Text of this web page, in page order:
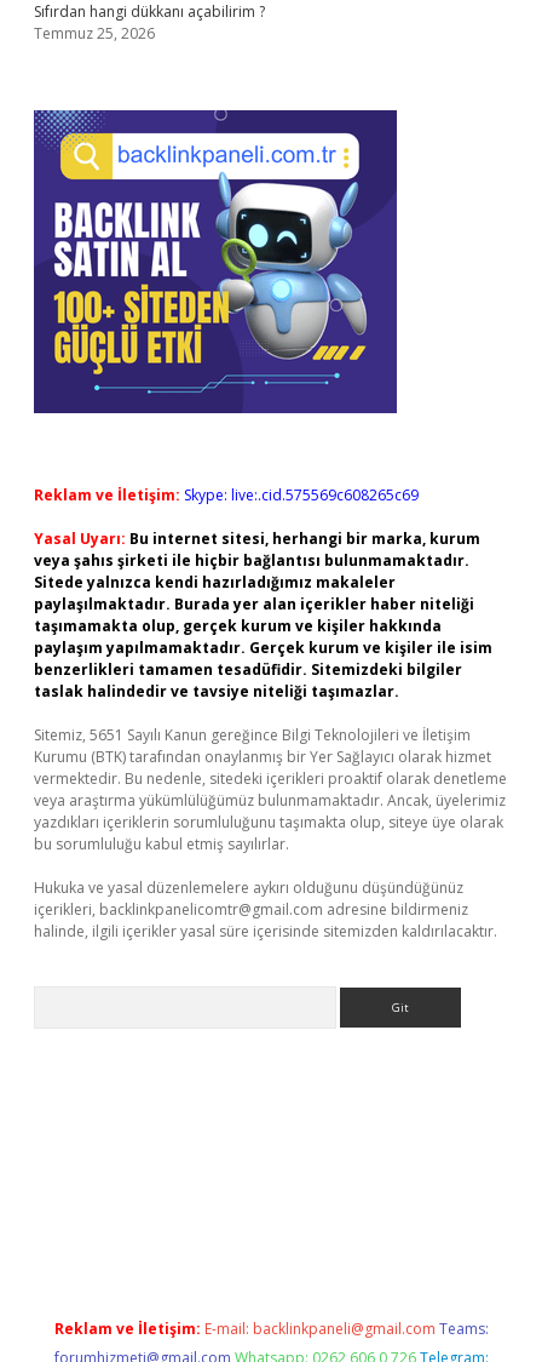
Sıfırdan hangi dükkanı açabilirim ?
Temmuz 25, 2026
Reklam ve İletişim: Skype: live:.cid.575569c608265c69
Yasal Uyarı: Bu internet sitesi, herhangi bir marka, kurum
veya şahıs şirketi ile hiçbir bağlantısı bulunmamaktadır.
Sitede yalnızca kendi hazırladığımız makaleler
paylaşılmaktadır. Burada yer alan içerikler haber niteliği
taşımamakta olup, gerçek kurum ve kişiler hakkında
paylaşım yapılmamaktadır. Gerçek kurum ve kişiler ile isim
benzerlikleri tamamen tesadüfidir. Sitemizdeki bilgiler
taslak halindedir ve tavsiye niteliği taşımazlar.
Sitemiz, 5651 Sayılı Kanun gereğince Bilgi Teknolojileri ve İletişim
Kurumu (BTK) tarafından onaylanmış bir Yer Sağlayıcı olarak hizmet
vermektedir. Bu nedenle, sitedeki içerikleri proaktif olarak denetleme
veya araştırma yükümlülüğümüz bulunmamaktadır. Ancak, üyelerimiz
yazdıkları içeriklerin sorumluluğunu taşımakta olup, siteye üye olarak
bu sorumluluğu kabul etmiş sayılırlar.
Hukuka ve yasal düzenlemelere aykırı olduğunu düşündüğünüz
içerikleri, backlinkpanelicomtr@gmail.com adresine bildirmeniz
halinde, ilgili içerikler yasal süre içerisinde sitemizden kaldırılacaktır.
Reklam ve İletişim: E-mail: backlinkpaneli@gmail.com Teams:
forumhizmeti@gmail.com Whatsapp: 0262 606 0 726 Telegram: